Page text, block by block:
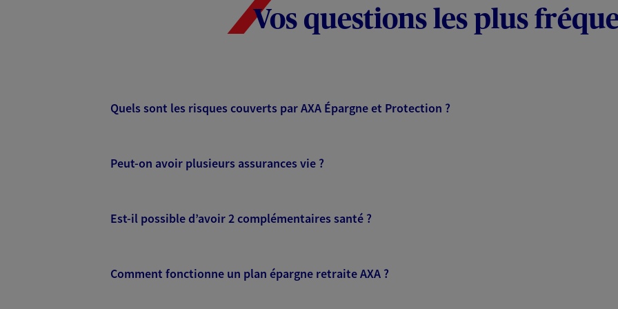
Vos questions les plus
Quels sont les risques couverts par AXA Épargne et Protection ?
Peut-on avoir plusieurs assurances vie ?
Est-il possible d’avoir 2 complémentaires santé ?
Comment fonctionne un plan épargne retraite AXA ?